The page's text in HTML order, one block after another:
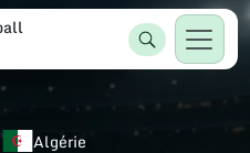
Algérie